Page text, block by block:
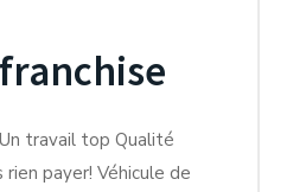
travail top Qualité
payer! Véhicule de